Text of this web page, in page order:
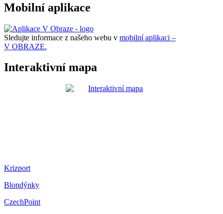
Mobilní aplikace
Sledujte informace z našeho webu v mobilní aplikaci –
V OBRAZE.
Interaktivní mapa
Krizport
Blondýnky
CzechPoint